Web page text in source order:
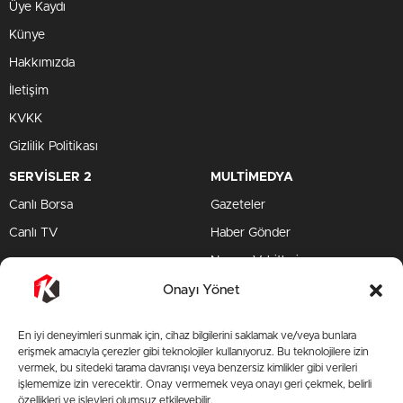
Onayı Yönet
En iyi deneyimleri sunmak için, cihaz bilgilerini saklamak ve/veya bunlara
erişmek amacıyla çerezler gibi teknolojiler kullanıyoruz. Bu teknolojilere izin
vermek, bu sitedeki tarama davranışı veya benzersiz kimlikler gibi verileri
işlememize izin verecektir. Onay vermemek veya onayı geri çekmek, belirli
özellikleri ve işlevleri olumsuz etkileyebilir.
Üye Kaydı
Künye
Hakkımızda
İletişim
KVKK
Gizlilik Politikası
SERVİSLER 2
Canlı Borsa
Canlı TV
MULTİMEDYA
Gazeteler
Haber Gönder
Namaz Vakitleri
TV Yayın Akışları
TV Yayın Akışları
Yazarlar Site